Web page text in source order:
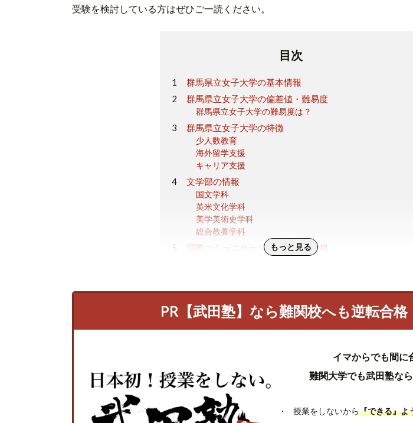
受験を検討している方はぜひご一読ください。
目次
群馬県立女子大学の基本情報
群馬県立女子大学の偏差値・難易度
群馬県立女子大学の難易度は？
群馬県立女子大学の特徴
少人数教育
海外留学支援
キャリア支援
文学部の情報
国文学科
英米文化学科
美学美術史学科
総合教養学科
国際コミュニケーション学部の情報
群馬県立女子大学の就職状況
群馬県立女子大学のまとめ
もっと見る
PR【武田塾】なら難関校へも逆転合格
イマからでも間に
難関大学でも武田塾な
授業をしないから『できる』よ